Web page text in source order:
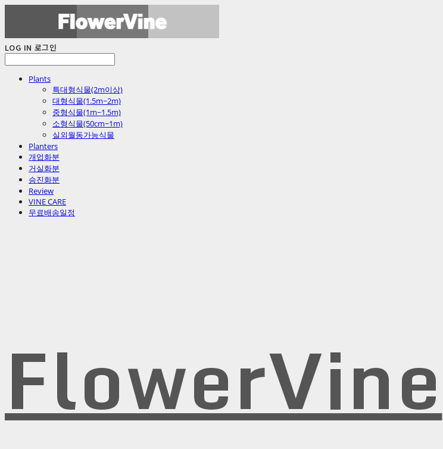
LOG IN 로그인
Plants
특대형식물(2m이상)
대형식물(1.5m~2m)
중형식물(1m~1.5m)
소형식물(50cm~1m)
실외월동가능식물
Planters
개업화분
거실화분
승진화분
Review
VINE CARE
무료배송일정
FlowerVine